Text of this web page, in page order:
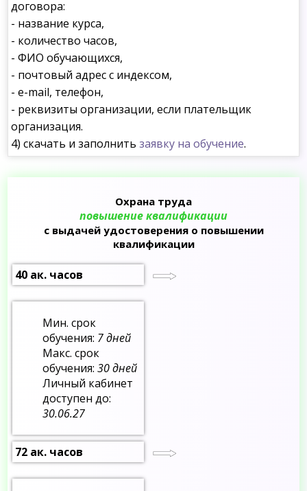
договора:
- название курса,
- количество часов,
- ФИО обучающихся,
- почтовый адрес с индексом,
- e-mail, телефон,
- реквизиты организации, если плательщик
организация.
4) скачать и заполнитьзаявку на обучение.
Охрана труда
повышение квалификации
с выдачей удостоверения о повышении
квалификации
40 ак. часов
Мин. срок
обучения: 7 дней
Макс. срок
обучения:30 дней
Личный кабинет
доступен до:
30.06.27
72 ак. часов